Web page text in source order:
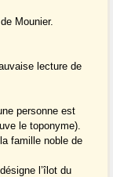
Mounier.
lecture de
personne est
le toponyme).
famille noble de
l’îlot du